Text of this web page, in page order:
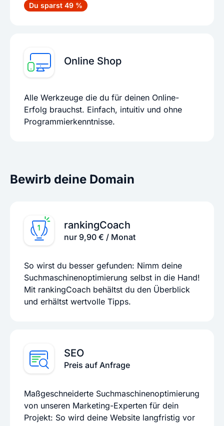
Du sparst 49 %
Online Shop
Alle Werkzeuge die du für deinen Online-
Erfolg brauchst. Einfach, intuitiv und ohne
Programmierkenntnisse.
Bewirb deine Domain
rankingCoach
nur 9,90 € / Monat
So wirst du besser gefunden: Nimm deine
Suchmaschinenoptimierung selbst in die Hand!
Mit rankingCoach behältst du den Überblick
und erhältst wertvolle Tipps.
SEO
Preis auf Anfrage
Maßgeschneiderte Suchmaschinenoptimierung
von unseren Marketing-Experten für dein
Projekt: So wird deine Website langfristig vor